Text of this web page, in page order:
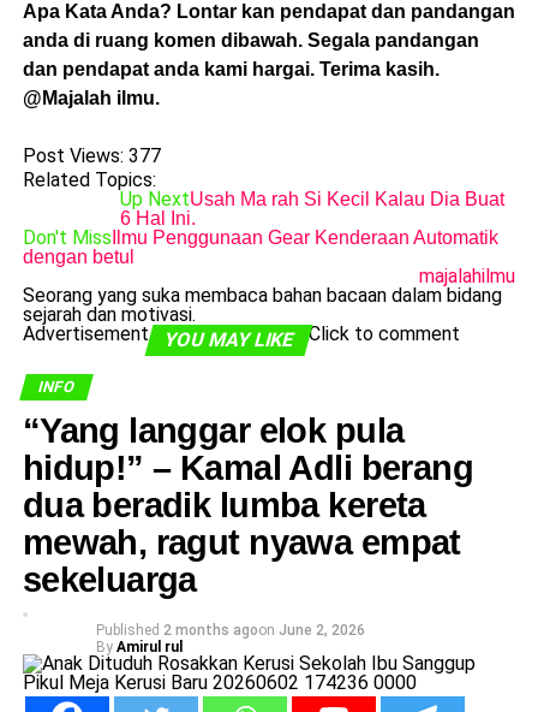
Apa Kata Anda? Lontar kan pendapat dan pandangan
anda di ruang komen dibawah. Segala pandangan
dan pendapat anda kami hargai. Terima kasih.
@Majalah ilmu.
Post Views: 377
Related Topics:
Up NextUsah Ma rah Si Kecil Kalau Dia Buat
6 Hal Ini.
Don't Miss Ilmu Penggunaan Gear Kenderaan Automatik
dengan betul
majalahilmu
Seorang yang suka membaca bahan bacaan dalam bidang
sejarah dan motivasi.
Advertisement
YOU MAY LIKE Click to comment
INFO
​“Yang langgar elok pula
hidup!” – Kamal Adli berang
dua beradik lumba kereta
mewah, ragut nyawa empat
sekeluarga
Published 2 months agoon June 2, 2026
By Amirul rul